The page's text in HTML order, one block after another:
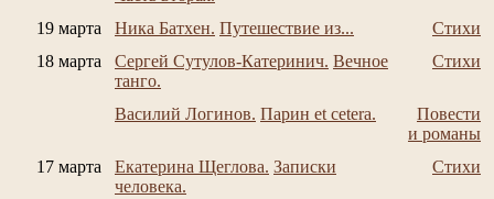
19 марта Ника Батхен. Путешествие из...
Стихи
18 марта
Сергей Сутулов-Катеринич. Вечное
танго.
Стихи
Василий Логинов. Парин et cetera.
Повести
и романы
17 марта
Екатерина Щеглова. Записки
человека.
Стихи